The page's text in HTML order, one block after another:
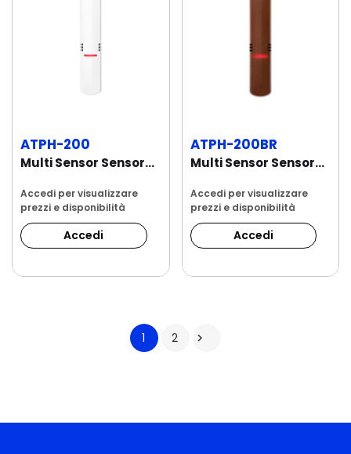
ATPH-200
Multi Sensor Sensore ambientale di Temperatura,...
Accedi per visualizzare
prezzi e disponibilità
Accedi
ATPH-200BR
Multi Sensor Sensore ambientale di Temperatura,...
Accedi per visualizzare
prezzi e disponibilità
Accedi
1 2 